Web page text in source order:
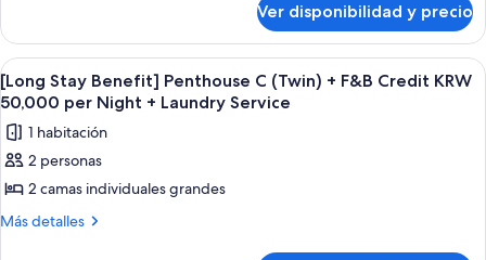
Service
Laundry
Service
C
(King)
+
F&B
Credit
KRW
50,000
Night
Stay
Benefit]
Penthouse
C
(King)
+
F&B
KRW
50,000
per
Ver disponibilidad y precio
Ver
todas
las
fotos
de
[Long
Stay
Una mesa de comedor con diversos
2
[Long Stay Benefit] Penthouse C (Twin) + F&B Credit KRW
50,000 per Night + Laundry Service
1 habitación
2 personas
2 camas individuales grandes
Más detalles
Más